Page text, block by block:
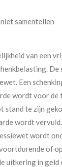
samentellen
van een
De
Een
wordt voor de
stand te zijn
wordt
wordt
of
uitkering in geld